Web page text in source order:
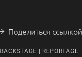
Поделиться ссылкой
BACKSTAGE | REPORTAGE